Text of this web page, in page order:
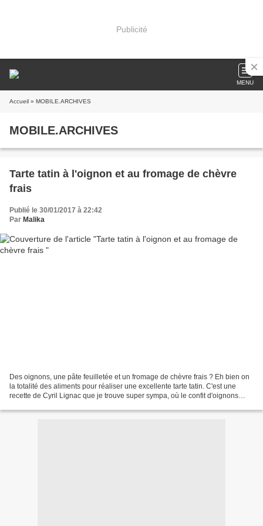
Publicité
MENU
Accueil » MOBILE.ARCHIVES
MOBILE.ARCHIVES
Tarte tatin à l'oignon et au fromage de chèvre
frais
Publié le 30/01/2017 à 22:42
Par Malika
Des oignons, une pâte feuilletée et un fromage de chèvre frais ? Eh bien on
la totalité des aliments pour réaliser une excellente tarte tatin. C'est une
recette de Cyril Lignac que je trouve super sympa, où le confit d'oignons